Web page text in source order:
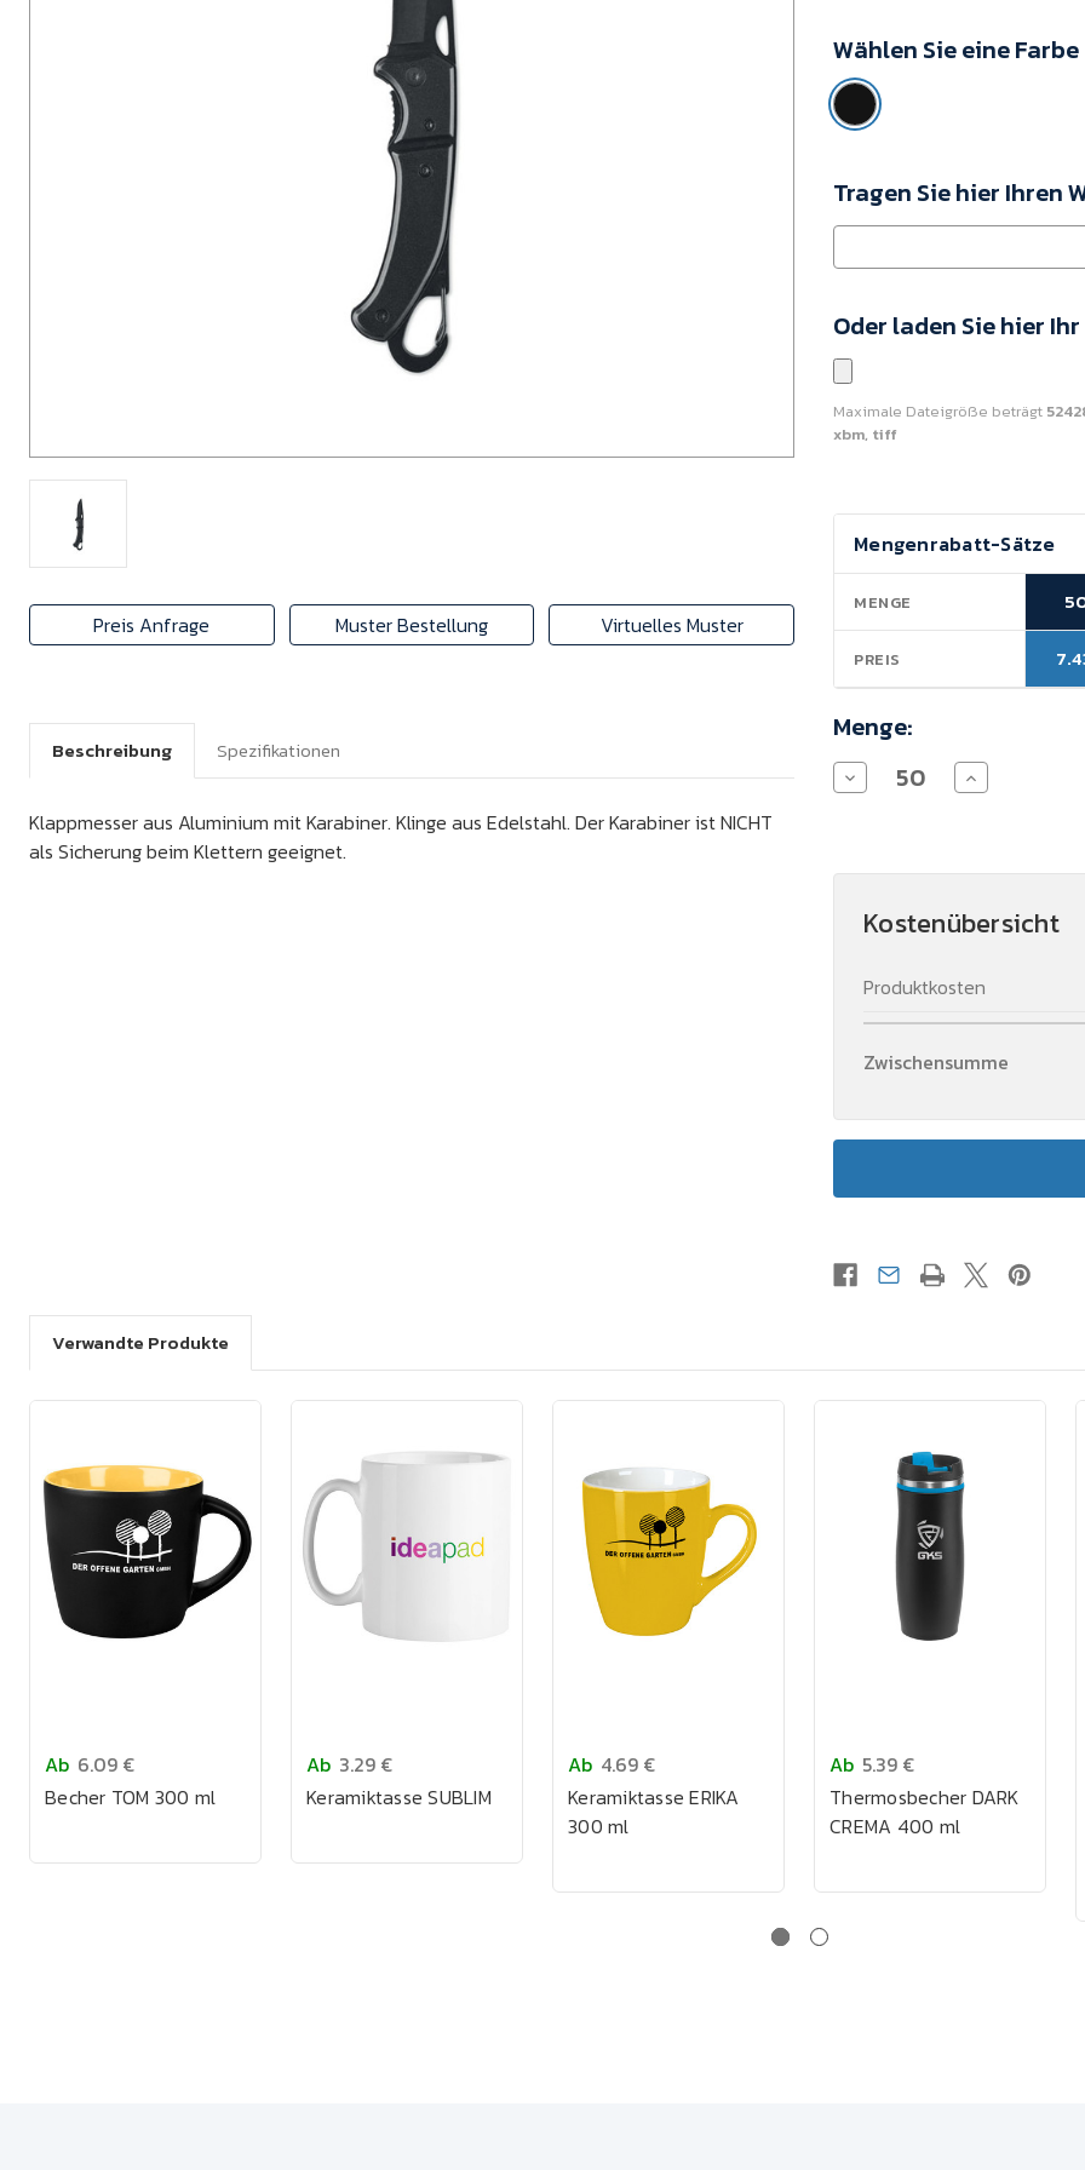
Preis Anfrage Muster Bestellung Virtuelles Muster
03
Mindestkaufwert:
50
Wählen Sie eine
Tragen Sie hier Ihren
Oder laden Sie hier
Maximale Dateigröße beträgt
xbm, tiff
Aktueller
Lagerbestand:
Mengenrabatt-Sätze
MENGE
PREIS
Menge:
Menge
von
Aluminium
Menge
von
Aluminium
Kostenübersicht
Produktkosten
Zwischensumme
Beschreibung Spezifikationen
Klappmesser aus Aluminium mit Karabiner. Klinge aus Edelstahl. Der Karabiner ist NICHT
als Sicherung beim Klettern geeignet.
Verwandte Produkte
Ab 6.09 €
Becher TOM 300 ml
Ab 3.29 €
Keramiktasse SUBLIM
Ab 4.69 €
Keramiktasse ERIKA
300 ml
Ab 5.39 €
Thermosbecher DARK
CREMA 400 ml